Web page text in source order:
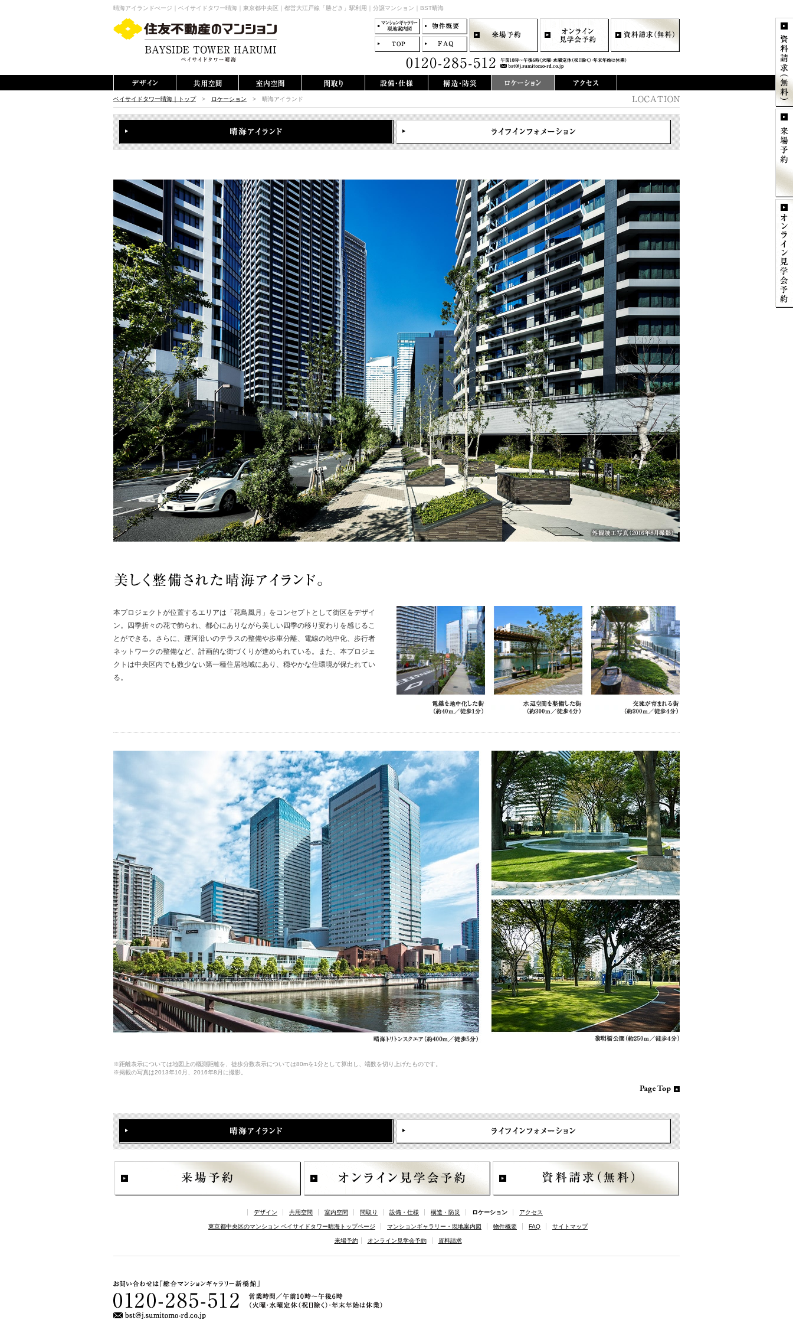
晴海アイランドぺージ｜ベイサイドタワー晴海｜東京都中央区｜都営大江戸線「勝どき」駅利用｜分譲マンション｜BST晴海
ベイサイドタワー晴海｜トップ> ロケーション > 晴海アイランド
本プロジェクトが位置するエリアは「花鳥風月」をコンセプトとして街区をデザイ
ン。四季折々の花で飾られ、都心にありながら美しい四季の移り変わりを感じるこ
とができる。さらに、運河沿いのテラスの整備や歩車分離、電線の地中化、歩行者
ネットワークの整備など、計画的な街づくりが進められている。また、本プロジェ
クトは中央区内でも数少ない第一種住居地域にあり、穏やかな住環境が保たれてい
る。
※距離表示については地図上の概測距離を、徒歩分数表示については80mを1分として算出し、端数を切り上げたものです。
※掲載の写真は2013年10月、2016年8月に撮影。
デザイン 共用空間 室内空間 間取り 設備・仕様 構造・防災 ロケーション アクセス
東京都中央区のマンション ベイサイドタワー晴海トップページ マンションギャラリー・現地案内図 物件概要 FAQ サイトマップ
来場予約 オンライン見学会予約 資料請求